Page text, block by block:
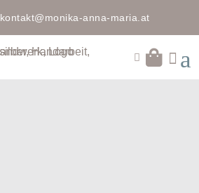
kontakt@monika-anna-maria.at
  a